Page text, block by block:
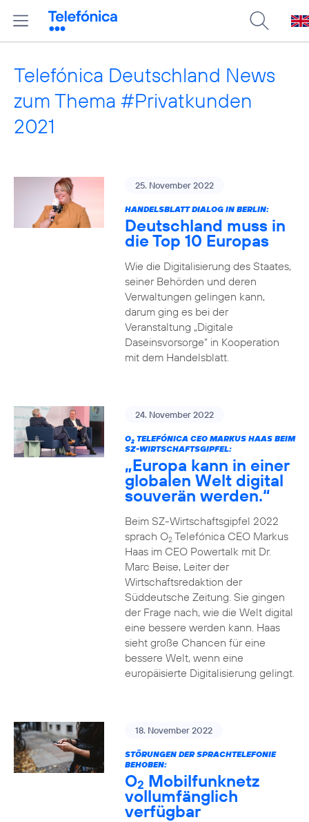
Telefónica Deutschland News
zum Thema #Privatkunden
2021
25. November 2022
HANDELSBLATT DIALOG IN BERLIN:
Deutschland muss in
die Top 10 Europas
Wie die Digitalisierung des Staates,
seiner Behörden und deren
Verwaltungen gelingen kann,
darum ging es bei der
Veranstaltung „Digitale
Daseinsvorsorge“ in Kooperation
mit dem Handelsblatt.
24. November 2022
O2TELEFÓNICA CEO MARKUS HAAS BEIM
SZ-WIRTSCHAFTSGIPFEL:
„Europa kann in einer
globalen Welt digital
souverän werden.“
Beim SZ-Wirtschaftsgipfel 2022
sprach O2Telefónica CEO Markus
Haas im CEO Powertalk mit Dr.
Marc Beise, Leiter der
Wirtschaftsredaktion der
Süddeutsche Zeitung. Sie gingen
der Frage nach, wie die Welt digital
eine bessere werden kann. Haas
sieht große Chancen für eine
bessere Welt, wenn eine
europäisierte Digitalisierung gelingt.
18. November 2022
STÖRUNGEN DER SPRACHTELEFONIE
BEHOBEN:
O2 Mobilfunknetz
vollumfänglich
verfügbar